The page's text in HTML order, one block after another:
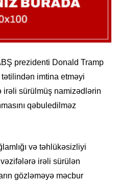
prezidenti Donald Tramp
imtina etməyi
irəli sürülmüş namizədlərin
qəbuledilməz
və təhlükəsizliyi
irəli sürülən
gözləməyə məcbur